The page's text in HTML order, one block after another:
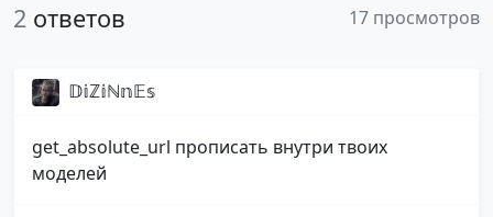
2 ответов 17 просмотров
𝔻𝕚ℤ𝕚ℕ𝕟𝔼𝕤
get_absolute_url прописать внутри твоих
моделей